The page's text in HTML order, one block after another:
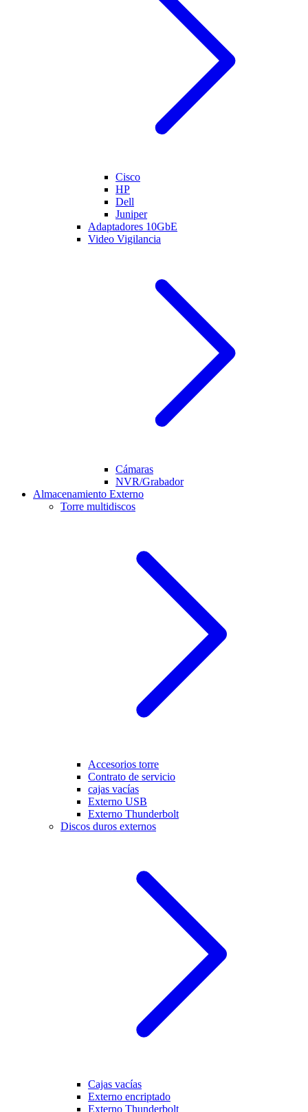
Cisco
HP
Dell
Juniper
Adaptadores 10GbE
Video Vigilancia
Cámaras
NVR/Grabador
Almacenamiento Externo
Torre multidiscos
Accesorios torre
Contrato de servicio
cajas vacías
Externo USB
Externo Thunderbolt
Discos duros externos
Cajas vacías
Externo encriptado
Externo Thunderbolt